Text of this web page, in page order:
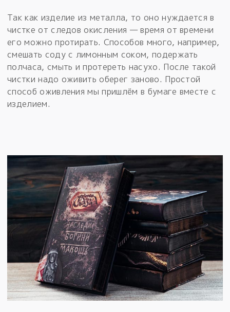
Так как изделие из металла, то оно нуждается в
чистке от следов окисления — время от времени
его можно протирать. Способов много, например,
смешать соду с лимонным соком, подержать
полчаса, смыть и протереть насухо. После такой
чистки надо оживить оберег заново. Простой
способ оживления мы пришлём в бумаге вместе с
изделием.